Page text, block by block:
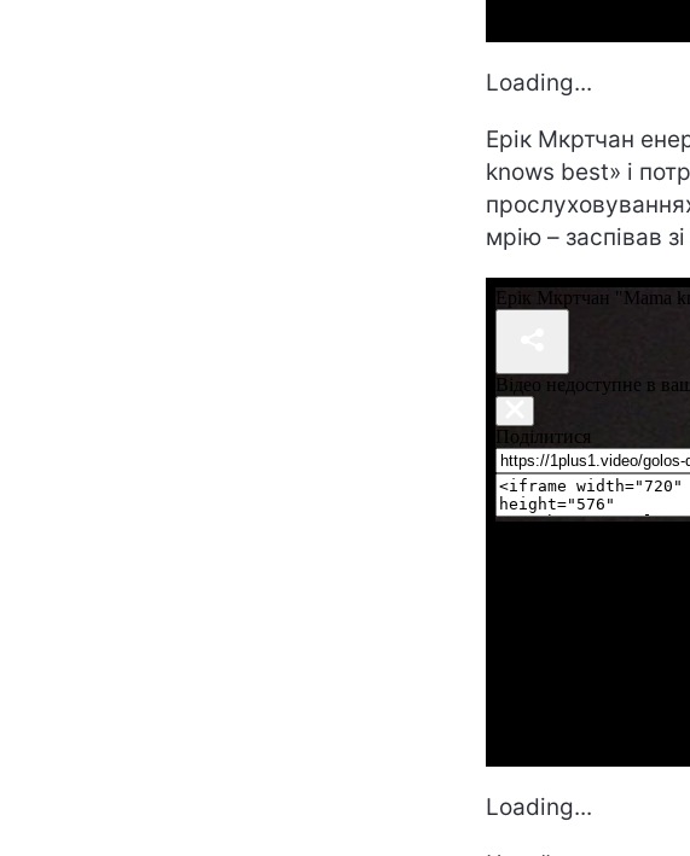
Loading...
Ерік Мкртчан
knows best» і
мрію – заспівав
Loading...